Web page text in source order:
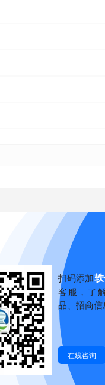
扫码添加
客服，了
品、招商信
在线咨询